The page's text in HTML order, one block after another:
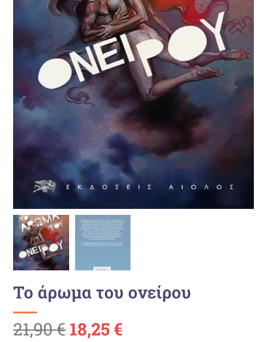
Το άρωμα του ονείρου
21,90€ Ursprünglicher
18,25€